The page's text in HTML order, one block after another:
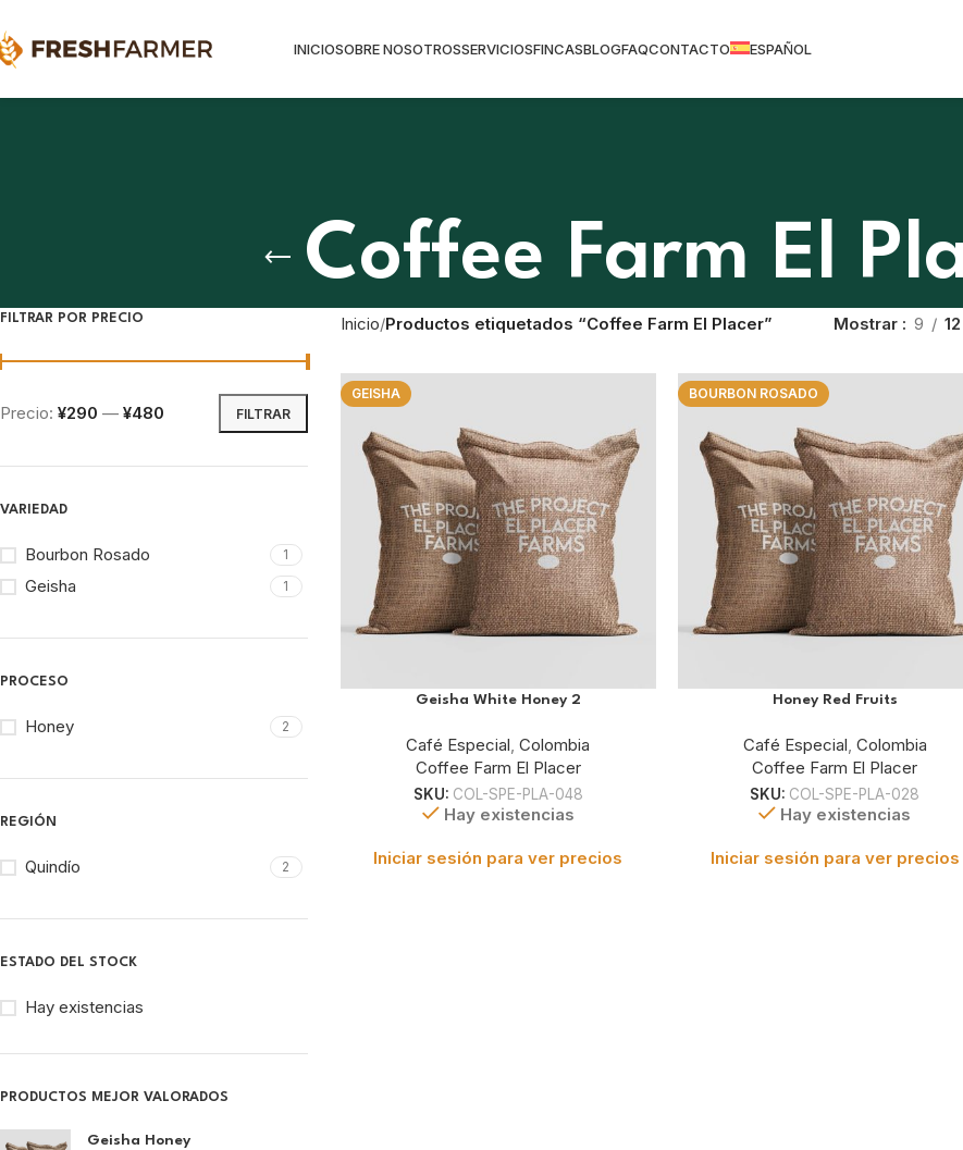
INICIOSOBRE NOSOTROSSERVICIOSFINCASBLOGFAQCONTACTO ESPAÑOL
Coffee Farm El
FILTRAR POR PRECIO
FILTRAR
Precio: ¥290 — ¥480
VARIEDAD
Bourbon Rosado 1
Geisha 1
PROCESO
Honey 2
REGIÓN
Quindío 2
ESTADO DEL STOCK
Hay existencias
PRODUCTOS MEJOR VALORADOS
Geisha Honey
Inicio Productos etiquetados “Coffee Farm El Placer” Mostrar 9 12
GEISHA
Geisha White Honey 2
Café Especial,Colombia
Coffee Farm El Placer
SKU: COL-SPE-PLA-048
Hay existencias
Iniciar sesión para ver precios
BOURBON ROSADO
Honey Red Fruits
Café Especial, Colombia
Coffee Farm El Placer
SKU: COL-SPE-PLA-028
Hay existencias
Iniciar sesión para ver precios